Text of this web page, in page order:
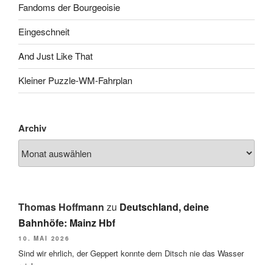
Fandoms der Bourgeoisie
Eingeschneit
And Just Like That
Kleiner Puzzle-WM-Fahrplan
Archiv
Thomas Hoffmann zu Deutschland, deine
Bahnhöfe: Mainz Hbf
10. MAI 2026
Sind wir ehrlich, der Geppert konnte dem Ditsch nie das Wasser